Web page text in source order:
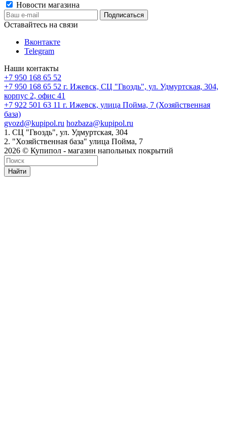
Новости магазина
Оставайтесь на связи
Вконтакте
Telegram
Наши контакты
+7 950 168 65 52
+7 950 168 65 52 г. Ижевск, СЦ "Гвоздь", ул. Удмуртская, 304,
корпус 2, офис 41
+7 922 501 63 11 г. Ижевск, улица Пойма, 7 (Хозяйственная
база)
gvozd@kupipol.ru hozbaza@kupipol.ru
1. СЦ "Гвоздь", ул. Удмуртская, 304
2. "Хозяйственная база" улица Пойма, 7
2026 © Купипол - магазин напольных покрытий
Найти